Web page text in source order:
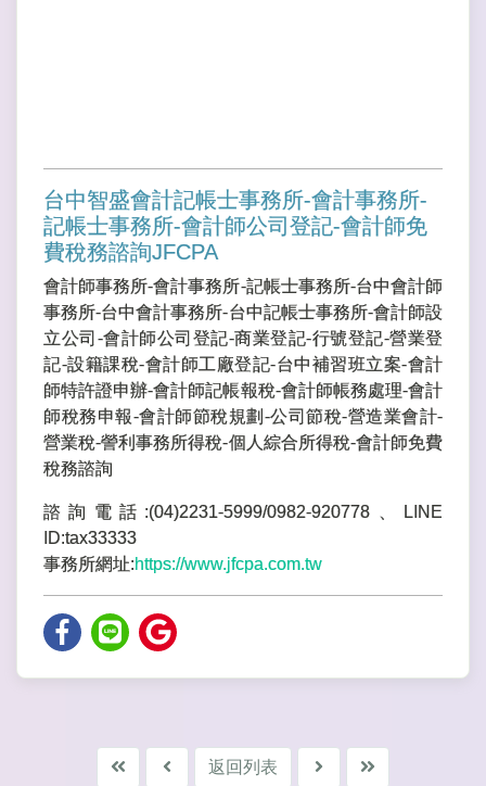
台中智盛會計記帳士事務所-會計事務所-
記帳士事務所-會計師公司登記-會計師免
費稅務諮詢JFCPA
會計師事務所-會計事務所-記帳士事務所-台中會計師
事務所-台中會計事務所-台中記帳士事務所-會計師設
立公司-會計師公司登記-商業登記-行號登記-營業登
記-設籍課稅-會計師工廠登記-台中補習班立案-會計
師特許證申辦-會計師記帳報稅-會計師帳務處理-會計
師稅務申報-會計師節稅規劃-公司節稅-營造業會計-
營業稅-謍利事務所得稅-個人綜合所得稅-會計師免費
稅務諮詢
諮詢電話:(04)2231-5999/0982-920778、LINE
ID:tax33333
事務所網址:https://www.jfcpa.com.tw
返回列表